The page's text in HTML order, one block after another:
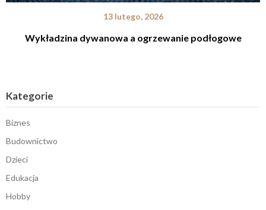
13 lutego, 2026
Wykładzina dywanowa a ogrzewanie podłogowe
Kategorie
Biznes
Budownictwo
Dzieci
Edukacja
Hobby